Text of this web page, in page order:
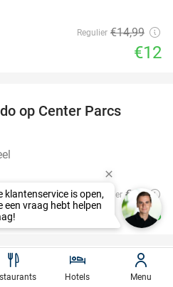
Regulier €14,99
€12
op Center Parcs
Regulier €12
€8
36%
late check-out + evt.
Hotels Menu
klantenservice is open,
een vraag hebt helpen